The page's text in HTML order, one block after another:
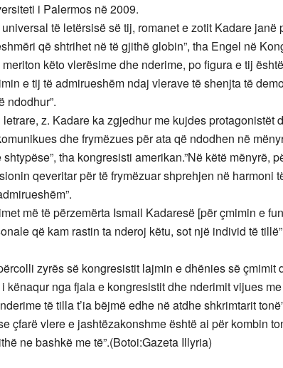
i Palermos në 2009.
të letërsisë së tij, romanet e zotit Kadare janë
që shtrihet në të gjithë globin”, tha Engel në
këto vlerësime dhe nderime, po figura e tij
e tij të admirueshëm ndaj vlerave të shenjta të
ndodhur”.
letrare, z. Kadare ka zgjedhur me kujdes protagonistët
dhe frymëzues për ata që ndodhen në
tha kongresisti amerikan.”Në këtë mënyrë,
qeveritar për të frymëzuar shprehjen në harmoni
më të përzemërta Ismail Kadaresë [për çmimin e
që kam rastin ta nderoj këtu, sot një individ të
zyrës së kongresistit lajmin e dhënies së çmimit
kënaqur nga fjala e kongresistit dhe nderimit vijues
të tilla t’ia bëjmë edhe në atdhe shkrimtarit
çfarë vlere e jashtëzakonshme është ai për kombin
ne bashkë me të”.(Botoi:Gazeta Illyria)